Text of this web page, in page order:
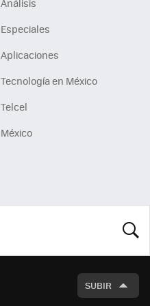
Especiales
Aplicaciones
Tecnología en México
Telcel
México
SUBIR